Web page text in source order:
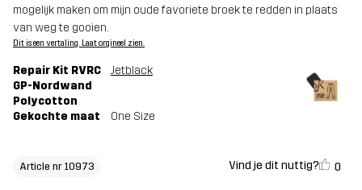
mogelijk maken om mijn oude favoriete broek te redden in plaats
van weg te gooien.
Dit is een vertaling. Laat orgineel zien.
Repair Kit RVRC
GP-Nordwand
Polycotton
Jetblack
Gekochte maat One Size
Article nr 10973 Vind je dit nuttig? 0